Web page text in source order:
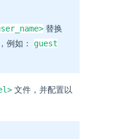
替换
例如： guest
文件，并配置以